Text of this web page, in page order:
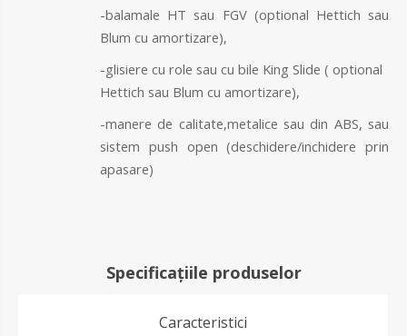
-balamale HT sau FGV (optional Hettich sau
Blum cu amortizare),
-glisiere cu role sau cu bile King Slide ( optional
Hettich sau Blum cu amortizare),
-manere de calitate,metalice sau din ABS, sau
sistem push open (deschidere/inchidere prin
apasare)
Specificațiile produselor
Caracteristici